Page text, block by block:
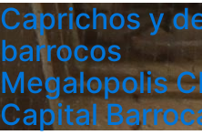
Caprichos y
barrocos
Megalopolis
Capital